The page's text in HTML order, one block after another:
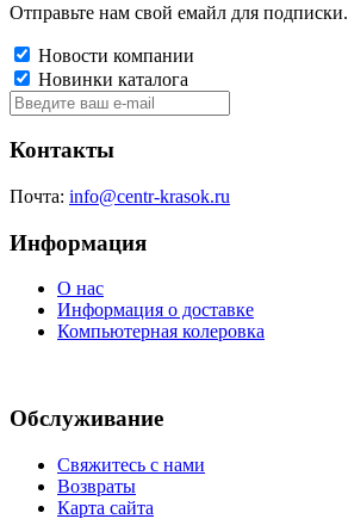
Отправьте нам свой емайл для подписки.
Новости компании
Новинки каталога
Контакты
Почта: info@centr-krasok.ru
Информация
О нас
Информация о доставке
Компьютерная колеровка
Обслуживание
Свяжитесь с нами
Возвраты
Карта сайта